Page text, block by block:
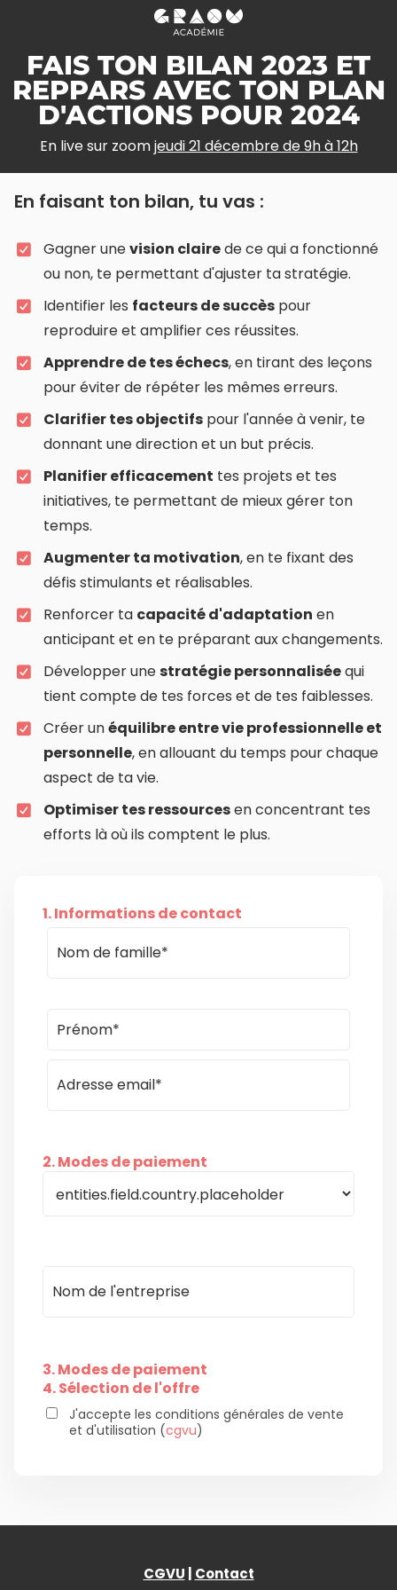
FAIS TON BILAN 2023 ET
REPPARS AVEC TON PLAN
D'ACTIONS POUR 2024
En live sur zoomjeudi 21 décembre de 9h à 12h
En faisant ton bilan, tu vas :
Gagner unevision clairede ce qui a fonctionné
ou non, te permettant d'ajuster ta stratégie.
Identifier les facteurs de succèspour
reproduire et amplifier ces réussites.
Apprendre de tes échecs, en tirant des leçons
pour éviter de répéter les mêmes erreurs.
Clarifier tes objectifspour l'année à venir, te
donnant une direction et un but précis.
Planifier efficacement tes projets et tes
initiatives, te permettant de mieux gérer ton
temps.
Augmenter ta motivation, en te fixant des
défis stimulants et réalisables.
Renforcer ta capacité d'adaptation en
anticipant et en te préparant aux changements.
Développer unestratégie personnaliséequi
tient compte de tes forces et de tes faiblesses.
Créer unéquilibre entre vie professionnelle et
personnelle, en allouant du temps pour chaque
aspect de ta vie.
Optimiser tes ressourcesen concentrant tes
efforts là où ils comptent le plus.
1. Informations de contact
2. Modes de paiement
3. Modes de paiement
4. Sélection de l'offre
J'accepte les conditions générales de vente
et d'utilisation (cgvu)
CGVU Contact